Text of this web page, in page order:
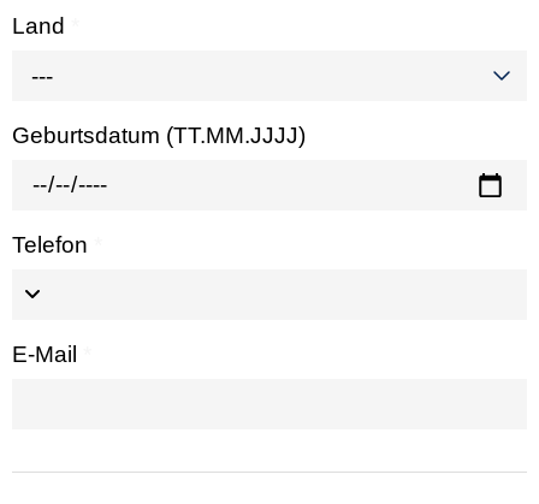
Land
---
Geburtsdatum (TT.MM.JJJJ)
Telefon
E-Mail